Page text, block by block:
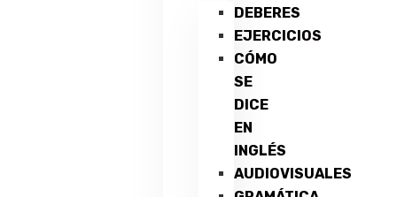
DEBERES
EJERCICIOS
CÓMO
SE
DICE
EN
INGLÉS
AUDIOVISUALES